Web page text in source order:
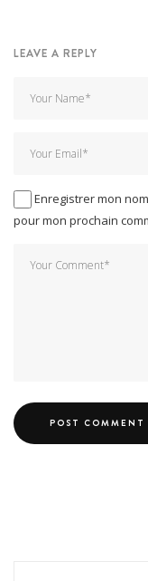
LEAVE A REPLY
Enregistrer mon
pour mon prochain